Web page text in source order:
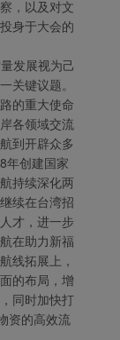
，以及对文
身于大会的
发展视为己
关键议题。
的重大使命
各领域交流
到开辟众多
年创建国家
持续深化两
续在台湾招
才，进一步
在助力新福
线拓展上，
的布局，增
同时加快打
资的高效流